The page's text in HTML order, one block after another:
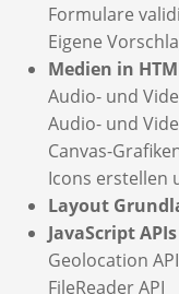
Formulare
Eigene
Medien in
Audio- und
Audio- und
Canvas-
Icons erstellen
Layout
JavaScript
Geolocation API
FileReader API